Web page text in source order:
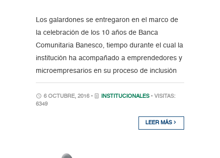
Los galardones se entregaron en el marco de
la celebración de los 10 años de Banca
Comunitaria Banesco, tiempo durante el cual la
institución ha acompañado a emprendedores y
microempresarios en su proceso de inclusión
6 OCTUBRE, 2016 • INSTITUCIONALES • VISITAS:
6349
LEER MÁS